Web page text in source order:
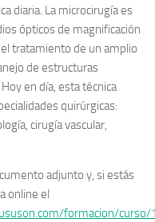
diaria. La microcirugía es
ópticos de magnificación
tratamiento de un amplio
de estructuras
en día, esta técnica
quirúrgicas:
cirugía vascular,
adjunto y, si estás
online el
formacion/curso/